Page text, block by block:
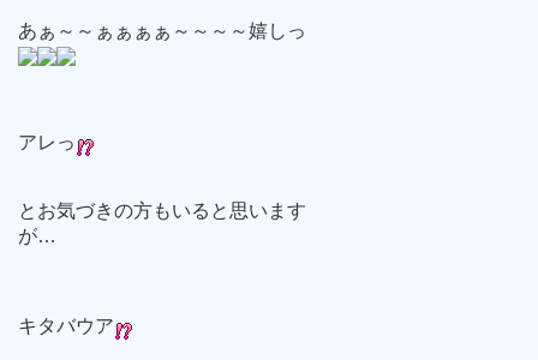
あぁ～～ぁぁぁぁ～～～～嬉しっ
アレっ
とお気づきの方もいると思います
が…
キタバウア